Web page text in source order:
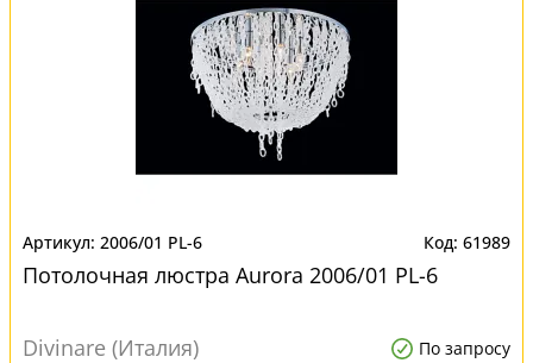
2006/01 PL-6 61989
Потолочная люстра Aurora 2006/01 PL-6
Divinare (Италия) По запросу